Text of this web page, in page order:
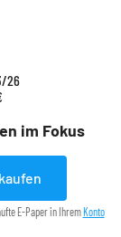
im Fokus
26
E-Paper in Ihrem Konto